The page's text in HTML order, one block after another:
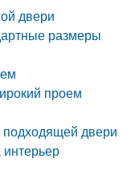
двери
размеры
проем
двери